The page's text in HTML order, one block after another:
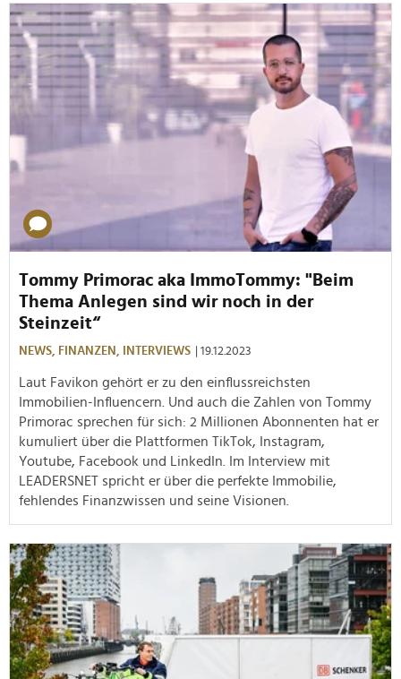
Tommy Primorac aka ImmoTommy: "Beim
Thema Anlegen sind wir noch in der
Steinzeit“
NEWS, FINANZEN, INTERVIEWS | 19.12.2023
Laut Favikon gehört er zu den einflussreichsten
Immobilien-Influencern. Und auch die Zahlen von Tommy
Primorac sprechen für sich: 2 Millionen Abonnenten hat er
kumuliert über die Plattformen TikTok, Instagram,
Youtube, Facebook und LinkedIn. Im Interview mit
LEADERSNET spricht er über die perfekte Immobilie,
fehlendes Finanzwissen und seine Visionen.